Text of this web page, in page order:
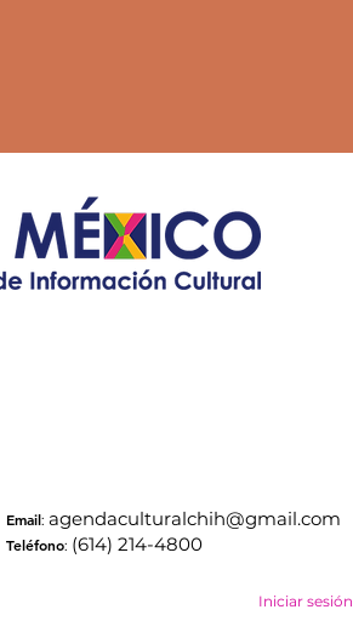
Iniciar sesión
Email:agendaculturalchih@gmail.com
Teléfono: (614) 214-4800